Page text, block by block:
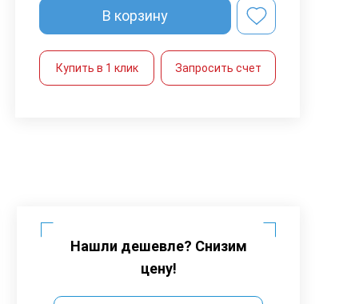
В корзину
Купить в 1 клик Запросить счет
Нашли дешевле? Снизим
цену!